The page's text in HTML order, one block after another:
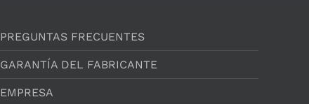
PREGUNTAS FRECUENTES
GARANTÍA DEL FABRICANTE
EMPRESA